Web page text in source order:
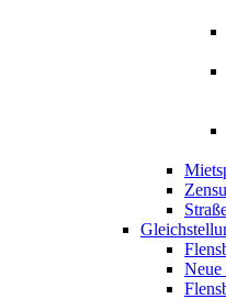
Neue